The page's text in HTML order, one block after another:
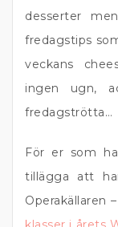
desserter
fredagstips
veckans
ingen ugn,
fredagströtta…
För er som
tillägga att
Operakällaren –